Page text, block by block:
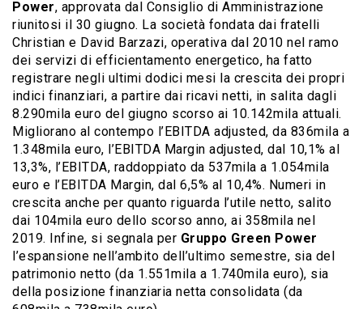
Power, approvata dal Consiglio di Amministrazione
riunitosi il 30 giugno. La società fondata dai fratelli
Christian e David Barzazi, operativa dal 2010 nel ramo
dei servizi di efficientamento energetico, ha fatto
registrare negli ultimi dodici mesi la crescita dei propri
indici finanziari, a partire dai ricavi netti, in salita dagli
8.290mila euro del giugno scorso ai 10.142mila attuali.
Migliorano al contempo l’EBITDA adjusted, da 836mila a
1.348mila euro, l’EBITDA Margin adjusted, dal 10,1% al
13,3%, l’EBITDA, raddoppiato da 537mila a 1.054mila
euro e l’EBITDA Margin, dal 6,5% al 10,4%. Numeri in
crescita anche per quanto riguarda l’utile netto, salito
dai 104mila euro dello scorso anno, ai 358mila nel
2019. Infine, si segnala per Gruppo Green Power
l’espansione nell’ambito dell’ultimo semestre, sia del
patrimonio netto (da 1.551mila a 1.740mila euro), sia
della posizione finanziaria netta consolidata (da